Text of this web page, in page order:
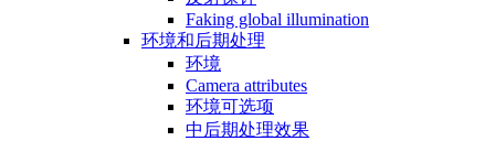
Faking global illumination
环境和后期处理
环境
Camera attributes
环境可选项
中后期处理效果